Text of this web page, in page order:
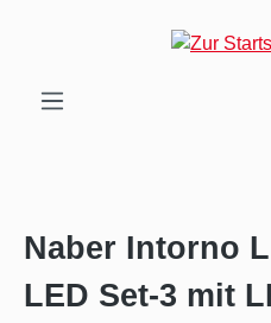
Zum Hauptinhalt springen
Naber Intorno
LED Set-3 mit